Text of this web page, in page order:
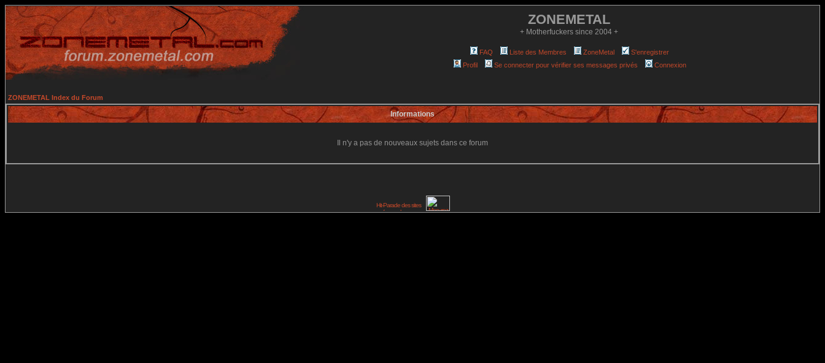
ZONEMETAL
+ Motherfuckers since 2004 +
FAQ Liste des Membres ZoneMetal
S'enregistrer
Profil
Se connecter pour vérifier ses messages privés Connexion
ZONEMETAL Index du Forum
Informations
Il n'y a pas de nouveaux sujets dans ce forum